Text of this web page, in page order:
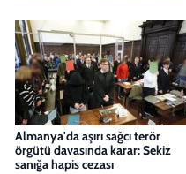
Almanya'da aşırı sağcı terör
örgütü davasında karar: Sekiz
sanığa hapis cezası